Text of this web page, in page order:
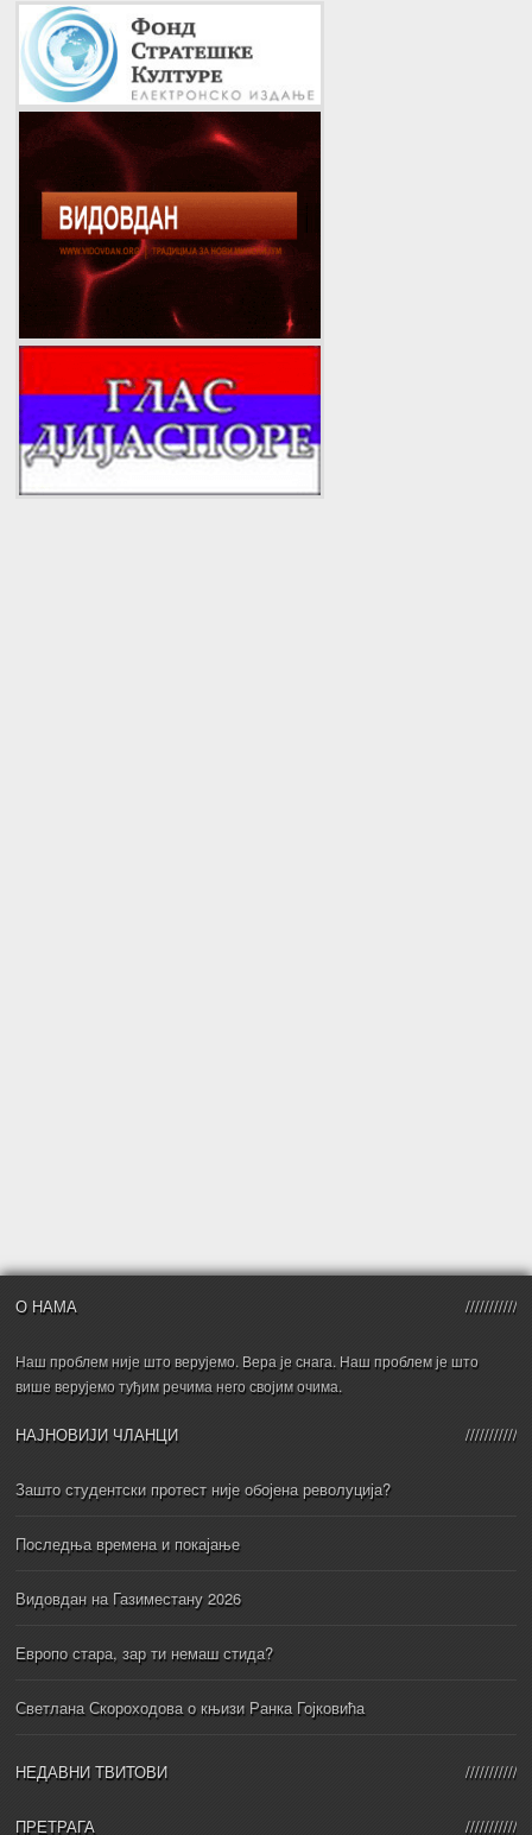
О НАМА
Наш проблем није што верујемо. Вера је снага. Наш проблем је што
више верујемо туђим речима него својим очима.
НАЈНОВИЈИ ЧЛАНЦИ
Зашто студентски протест није обојена револуција?
Последња времена и покајање
Видовдан на Газиместану 2026
Европо стара, зар ти немаш стида?
Светлана Скороходова о књизи Ранка Гојковића
НЕДАВНИ ТВИТОВИ
ПРЕТРАГА